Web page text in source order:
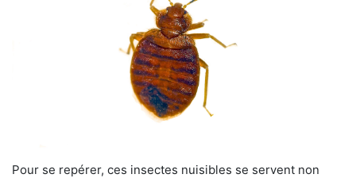
Pour se repérer, ces insectes nuisibles se servent non